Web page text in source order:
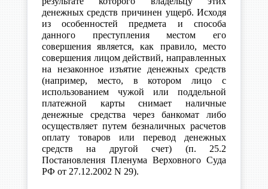
денежных средств причинен ущерб. Исходя
из особенностей предмета и способа
данного преступления местом его
совершения является, как правило, место
совершения лицом действий, направленных
на незаконное изъятие денежных средств
(например, место, в котором лицо с
использованием чужой или поддельной
платежной карты снимает наличные
денежные средства через банкомат либо
осуществляет путем безналичных расчетов
оплату товаров или перевод денежных
средств на другой счет) (п. 25.2
Постановления Пленума Верховного Суда
РФ от 27.12.2002 N 29).